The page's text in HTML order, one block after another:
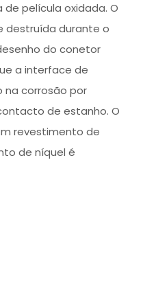
película oxidada. O
destruída durante o
do conetor
a interface de
na corrosão por
de estanho. O
revestimento de
de níquel é